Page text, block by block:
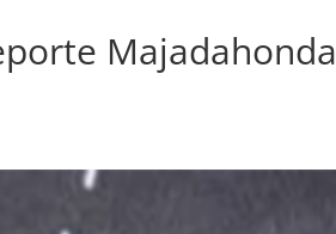
Majadahonda